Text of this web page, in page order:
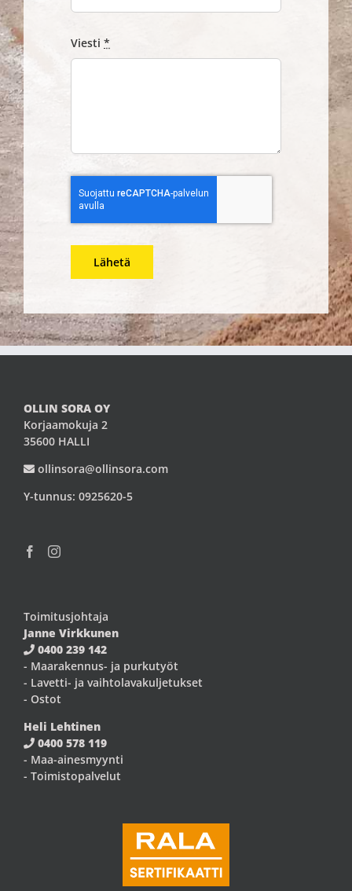
Viesti *
Lähetä
OLLIN SORA OY
Korjaamokuja 2
35600 HALLI
ollinsora@ollinsora.com
Y-tunnus: 0925620-5
Toimitusjohtaja
Janne Virkkunen
0400 239 142
- Maarakennus- ja purkutyöt
- Lavetti- ja vaihtolavakuljetukset
- Ostot
Heli Lehtinen
0400 578 119
- Maa-ainesmyynti
- Toimistopalvelut